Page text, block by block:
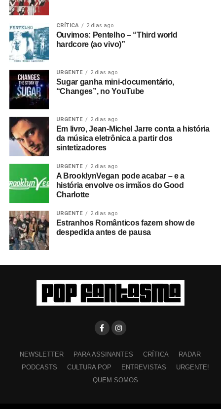
CRÍTICA 2 dias ago
Ouvimos: Pentelho – “Third world
hardcore (ao vivo)”
URGENTE 2 dias ago
Sugar ganha mini-documentário,
“Changes”, no YouTube
URGENTE 2 dias ago
Em livro, Jean-Michel Jarre conta a história
da música eletrônica a partir dos
sintetizadores
URGENTE 2 dias ago
A BrooklynVegan pode acabar – e a
história envolve os irmãos do Good
Charlotte
URGENTE 2 dias ago
Estranhos Românticos fazem show de
despedida antes de pausa
NEWSLETTER PARA ASSINANTES CRÍTICA
RADAR
PODCASTS
CULTURA POP ENTREVISTAS
URGENTE!
QUEM SOMOS